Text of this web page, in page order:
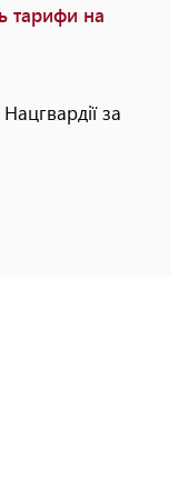
тарифи на
за